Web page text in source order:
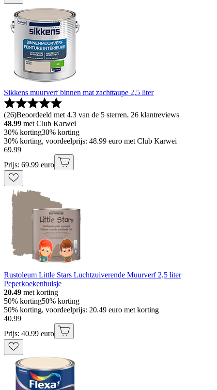
Sikkens muurverf binnen mat zachttaupe 2,5 liter
(26)Beoordeeld met 4.3 van de 5 sterren, 26 klantreviews
48.99 met Club Karwei
30% korting30% korting
30% korting, voordeelprijs: 48.99 euro met Club Karwei
69.99
Prijs: 69.99 euro
Rustoleum Little Stars Luchtzuiverende Muurverf 2,5 liter
Peperkoekenhuisje
20.49 met korting
50% korting50% korting
50% korting, voordeelprijs: 20.49 euro met korting
40.99
Prijs: 40.99 euro